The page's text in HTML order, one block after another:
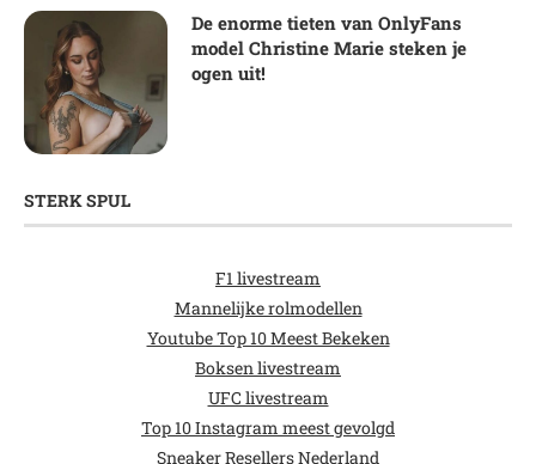
De enorme tieten van OnlyFans
model Christine Marie steken je
ogen uit!
STERK SPUL
F1 livestream
Mannelijke rolmodellen
Youtube Top 10 Meest Bekeken
Boksen livestream
UFC livestream
Top 10 Instagram meest gevolgd
Sneaker Resellers Nederland